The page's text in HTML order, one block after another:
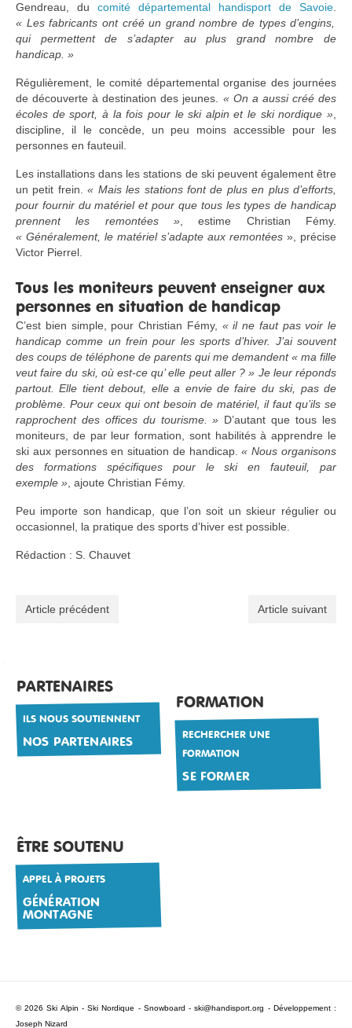
Gendreau, du comité départemental handisport de Savoie.
« Les fabricants ont créé un grand nombre de types d’engins,
qui permettent de s’adapter au plus grand nombre de
handicap. »
Régulièrement, le comité départemental organise des journées
de découverte à destination des jeunes. « On a aussi créé des
écoles de sport, à la fois pour le ski alpin et le ski nordique »,
discipline, il le concède, un peu moins accessible pour les
personnes en fauteuil.
Les installations dans les stations de ski peuvent également être
un petit frein.« Mais les stations font de plus en plus d’efforts,
pour fournir du matériel et pour que tous les types de handicap
prennent les remontées », estime Christian Fémy.
« Généralement, le matériel s’adapte aux remontées », précise
Victor Pierrel.
Tous les moniteurs peuvent enseigner aux
personnes en situation de handicap
C’est bien simple, pour Christian Fémy, « il ne faut pas voir le
handicap comme un frein pour les sports d’hiver. J’ai souvent
des coups de téléphone de parents qui me demandent « ma fille
veut faire du ski, où est-ce qu’ elle peut aller ? » Je leur réponds
partout. Elle tient debout, elle a envie de faire du ski, pas de
problème. Pour ceux qui ont besoin de matériel, il faut qu’ils se
rapprochent des offices du tourisme. » D’autant que tous les
moniteurs, de par leur formation, sont habilités à apprendre le
ski aux personnes en situation de handicap.« Nous organisons
des formations spécifiques pour le ski en fauteuil, par
exemple », ajoute Christian Fémy.
Peu importe son handicap, que l’on soit un skieur régulier ou
occasionnel, la pratique des sports d’hiver est possible.
Rédaction : S. Chauvet
Article précédent Article suivant
PARTENAIRES
ILS NOUS SOUTIENNENT
NOS PARTENAIRES
FORMATION
RECHERCHER UNE
FORMATION
SE FORMER
ÊTRE SOUTENU
APPEL À PROJETS
GÉNÉRATION
MONTAGNE
© 2026 Ski Alpin - Ski Nordique - Snowboard -ski@handisport.org - Développement :
Joseph Nizard